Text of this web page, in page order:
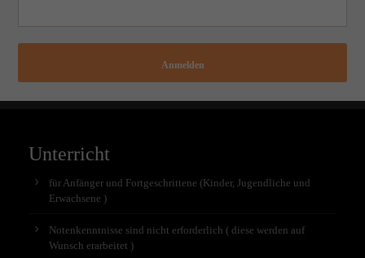
Anmelden
Unterricht
für Anfänger und Fortgeschrittene (Kinder, Jugendliche und
Erwachsene )
Notenkenntnisse sind nicht erforderlich ( diese werden auf
Wunsch erarbeitet )